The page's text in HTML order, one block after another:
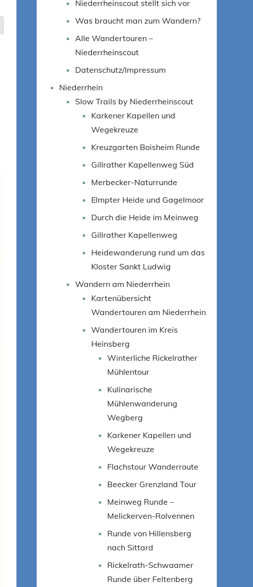
Niederrheinscout stellt sich vor
Was braucht man zum Wandern?
Alle Wandertouren –
Niederrheinscout
Datenschutz/Impressum
Niederrhein
Slow Trails by Niederrheinscout
Karkener Kapellen und
Wegekreuze
Kreuzgarten Boisheim Runde
Gillrather Kapellenweg Süd
Merbecker-Naturrunde
Elmpter Heide und Gagelmoor
Durch die Heide im Meinweg
Gillrather Kapellenweg
Heidewanderung rund um das
Kloster Sankt Ludwig
Wandern am Niederrhein
Kartenübersicht
Wandertouren am Niederrhein
Wandertouren im Kreis
Heinsberg
Winterliche Rickelrather
Mühlentour
Kulinarische
Mühlenwanderung
Wegberg
Karkener Kapellen und
Wegekreuze
Flachstour Wanderroute
Beecker Grenzland Tour
Meinweg Runde –
Melickerven-Rolvennen
Runde von Hillensberg
nach Sittard
Rickelrath-Schwaamer
Runde über Feltenberg